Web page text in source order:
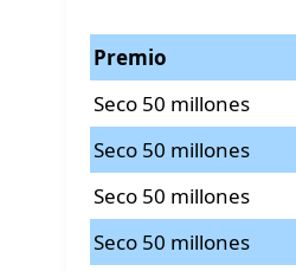
Premio
Seco 50 millones
Seco 50 millones
Seco 50 millones
Seco 50 millones